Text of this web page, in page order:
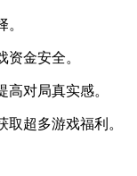
金安全。
对局真实感。
超多游戏福利。